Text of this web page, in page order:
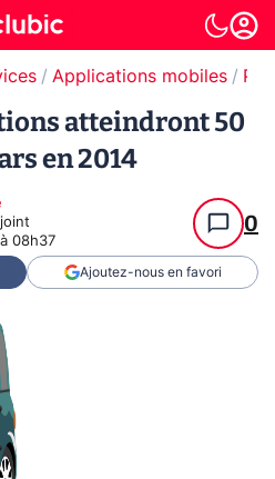
Applications mobiles
atteindront 50
en 2014
08h37
0
Ajoutez-nous en favori